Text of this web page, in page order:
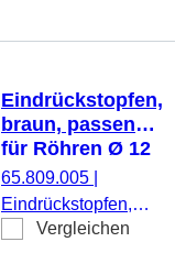
Eindrückstopfen,
braun, passend
für Röhren Ø 12
mm
65.809.005
Eindrückstopfen,
braun, passend für
Vergleichen